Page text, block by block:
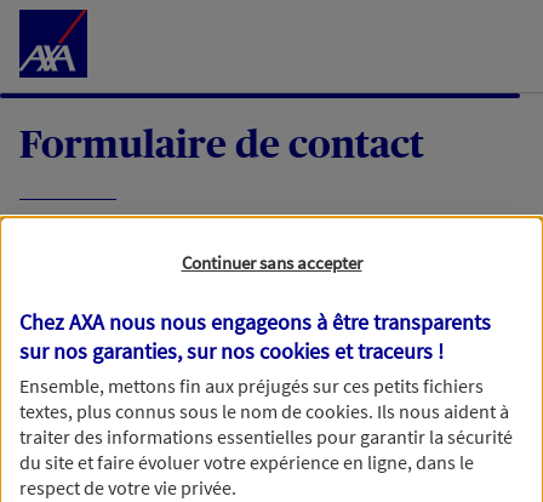
Accéder au Contenu
Formulaire de contact
demande, nous vous répondrons dans les
meilleurs délais par mail ou par téléphone.
Votre message :
Continuer sans accepter
Chez AXA nous nous engageons à être transparents
sur nos garanties, sur noscookies et traceurs !
Ensemble, mettons fin aux préjugés sur ces petits fichiers
textes, plus connus sous le nom decookies. Ils nous aident à
traiter des informations essentielles pour garantir la sécurité
du site et faire évoluer votre expérience en ligne, dans le
respect de votre vie privée.